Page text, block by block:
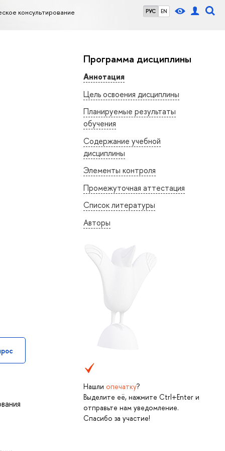
РУС EN
консультирование
Программа дисциплины
Аннотация
Цель освоения дисциплины
Планируемые результаты
обучения
Содержание учебной
дисциплины
Элементы контроля
Промежуточная аттестация
Список литературы
Авторы
Нашли опечатку?
Выделите её, нажмите Ctrl+Enter и
отправьте нам уведомление.
Спасибо за участие!